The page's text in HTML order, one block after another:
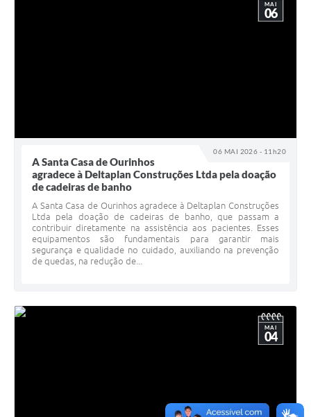
06 MAI 2026 - 11h20
MAI
06
A Santa Casa de Ourinhos
agradece à Deltaplan Construções Ltda pela doação
de cadeiras de banho
A Santa Casa de Ourinhos agradece à Deltaplan Construções
Ltda pela doação de cadeiras de banho, que passam a
contribuir diretamente na assistência aos pacientes. Esses
equipamentos são fundamentais para garantir mais
segurança e qualidade no cuidado, auxiliando na prevenção
de quedas, na redução de...
MAI
04